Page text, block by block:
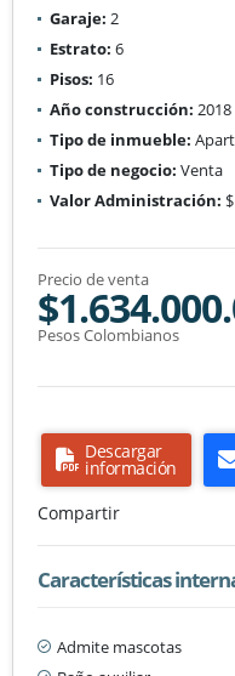
Garaje: 2
Estrato: 6
Pisos: 16
Año construcción: 2018
Tipo de inmueble:
Tipo de negocio: Venta
Valor Administración:
Precio de venta
Pesos Colombianos
Descargar
información
Compartir
Características
Admite mascotas